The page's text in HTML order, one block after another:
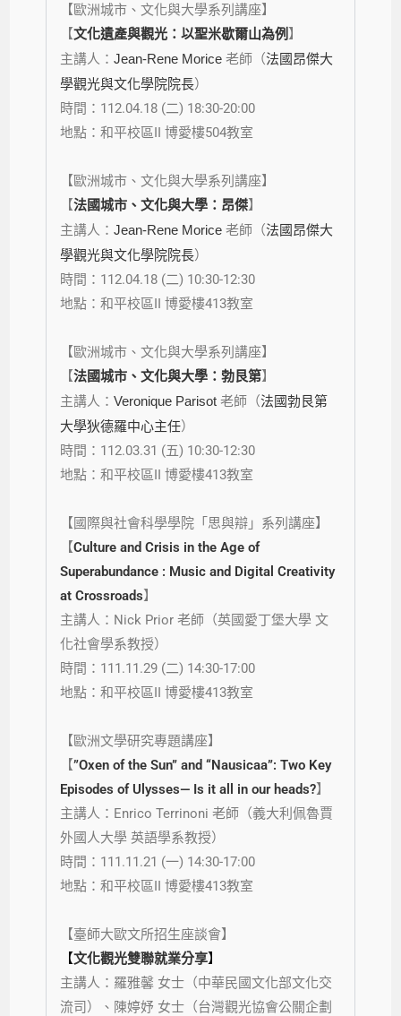
【歐洲城市、文化與大學系列講座】
【文化遺產與觀光：以聖米歇爾山為例 】
主講人：Jean-Rene Morice 老師 （法國昂傑大
學觀光與文化學院院長）
時間：112.04.18 (二) 18:30-20:00
地點：和平校區II 博愛樓504教室
【歐洲城市、文化與大學系列講座】
【法國城市、文化與大學：昂傑】
主講人：Jean-Rene Morice 老師 （法國昂傑大
學觀光與文化學院院長）
時間：112.04.18 (二) 10:30-12:30
地點：和平校區II 博愛樓413教室
【歐洲城市、文化與大學系列講座】
【法國城市、文化與大學：勃艮第】
主講人：Veronique Parisot 老師 （法國勃艮第
大學狄德羅中心主任）
時間：112.03.31 (五) 10:30-12:30
地點：和平校區II 博愛樓413教室
【國際與社會科學學院「思與辯」系列講座】
【Culture and Crisis in the Age of
Superabundance : Music and Digital Creativity
at Crossroads】
主講人：Nick Prior老師 （英國愛丁堡大學 文
化社會學系教授）
時間：111.11.29 (二) 14:30-17:00
地點：和平校區II 博愛樓413教室
【歐洲文學研究專題講座】
【”Oxen of the Sun” and “Nausicaa”: Two Key
Episodes of Ulysses— Is it all in our heads?】
主講人：Enrico Terrinoni老師 （義大利佩魯賈
外國人大學 英語學系教授）
時間：111.11.21 (一) 14:30-17:00
地點：和平校區II 博愛樓413教室
【臺師大歐文所招生座談會】
【文化觀光雙聯就業分享】
主講人：羅雅馨 女士（中華民國文化部文化交
流司）、陳婷妤 女士 （台灣觀光協會公關企劃